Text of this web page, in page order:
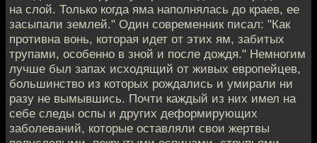
на слой. Только когда яма наполнялась до краев, ее
засыпали землей." Один современник писал: "Как
противна вонь, которая идет от этих ям, забитых
трупами, особенно в зной и после дождя." Немногим
лучше был запах исходящий от живых европейцев,
большинство из которых рождались и умирали ни
разу не вымывшись. Почти каждый из них имел на
себе следы оспы и других деформирующих
заболеваний, которые оставляли свои жертвы